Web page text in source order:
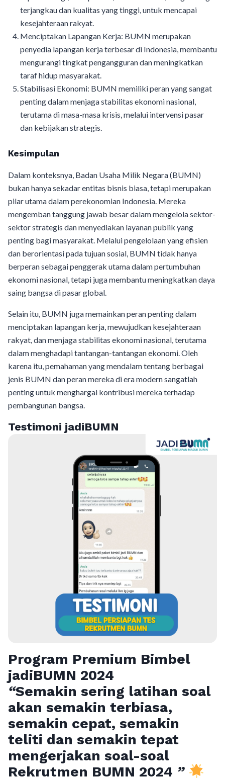
terjangkau dan kualitas yang tinggi, untuk mencapai
kesejahteraan rakyat.
Menciptakan Lapangan Kerja: BUMN merupakan
penyedia lapangan kerja terbesar di Indonesia, membantu
mengurangi tingkat pengangguran dan meningkatkan
taraf hidup masyarakat.
Stabilisasi Ekonomi: BUMN memiliki peran yang sangat
penting dalam menjaga stabilitas ekonomi nasional,
terutama di masa-masa krisis, melalui intervensi pasar
dan kebijakan strategis.
Kesimpulan
Dalam konteksnya, Badan Usaha Milik Negara (BUMN)
bukan hanya sekadar entitas bisnis biasa, tetapi merupakan
pilar utama dalam perekonomian Indonesia. Mereka
mengemban tanggung jawab besar dalam mengelola sektor-
sektor strategis dan menyediakan layanan publik yang
penting bagi masyarakat. Melalui pengelolaan yang efisien
dan berorientasi pada tujuan sosial, BUMN tidak hanya
berperan sebagai penggerak utama dalam pertumbuhan
ekonomi nasional, tetapi juga membantu meningkatkan daya
saing bangsa di pasar global.
Selain itu, BUMN juga memainkan peran penting dalam
menciptakan lapangan kerja, mewujudkan kesejahteraan
rakyat, dan menjaga stabilitas ekonomi nasional, terutama
dalam menghadapi tantangan-tantangan ekonomi. Oleh
karena itu, pemahaman yang mendalam tentang berbagai
jenis BUMN dan peran mereka di era modern sangatlah
penting untuk menghargai kontribusi mereka terhadap
pembangunan bangsa.
Testimoni jadiBUMN
Program Premium Bimbel
jadiBUMN 2024
“Semakin sering latihan soal
akan semakin terbiasa,
semakin cepat, semakin
teliti dan semakin tepat
mengerjakan soal-soal
Rekrutmen BUMN 2024 ”